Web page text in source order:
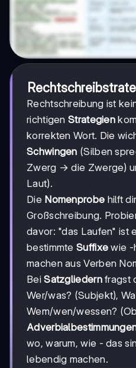
Rechtschreibung ist
richtigen Strategien
korrekten Wort. Die
Schwingen (Silben
Zwerg → die Zwerge)
Laut).
Die Nomenprobe hilft
Großschreibung.
davor: "das Laufen" ist
bestimmteSuffixe wie -
machen aus Verben
BeiSatzgliedernfragst
Wer/was? (Subjekt),
Wem/wen/wessen?
wo, warum, wie - das
lebendig machen.